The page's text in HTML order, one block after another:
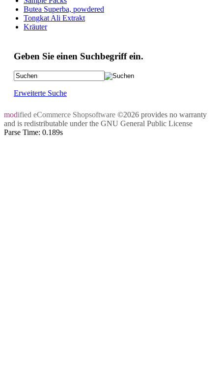
Butea Superba, powdered
Tongkat Ali Extrakt
Kräuter
Geben Sie einen Suchbegriff ein.
Erweiterte Suche
modified eCommerce Shopsoftware ©2026 provides no warranty
and is redistributable under the GNU General Public License
Parse Time: 0.189s